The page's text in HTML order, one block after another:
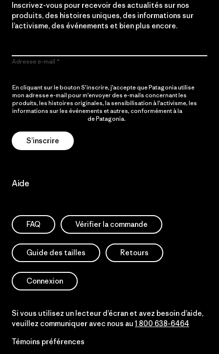
Inscrivez-vous pour recevoir des actualités sur nos
produits, des histoires uniques, des informations sur
l’activisme, des événements et bien plus encore.
Adresse e-mail
En cliquant sur le bouton S’inscrire, j’accepte que Patagonia utilise
mon adresse e-mail pour m’envoyer des e-mails concernant les
produits, les histoires originales, la sensibilisation à l’activisme, les
informations sur les événements et autres, conformément à la
de Patagonia.
S’inscrire
Aide
FAQ Vérifier la commande
Guide des tailles Retours
Connexion
Si vous utilisez un lecteur d’écran et avez besoin d’aide,
veuillez communiquer avec nous au 1 800 638-6464
Témoins préférences